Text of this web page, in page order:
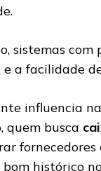
sistemas com
a facilidade
influencia
quem busca
histórico